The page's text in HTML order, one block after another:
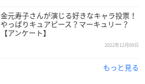
金元寿子さんが演じる好きなキャラ投票！
やっぱりキュアピース？マーキュリー？
【アンケート】
2022年12月09日
もっと見る